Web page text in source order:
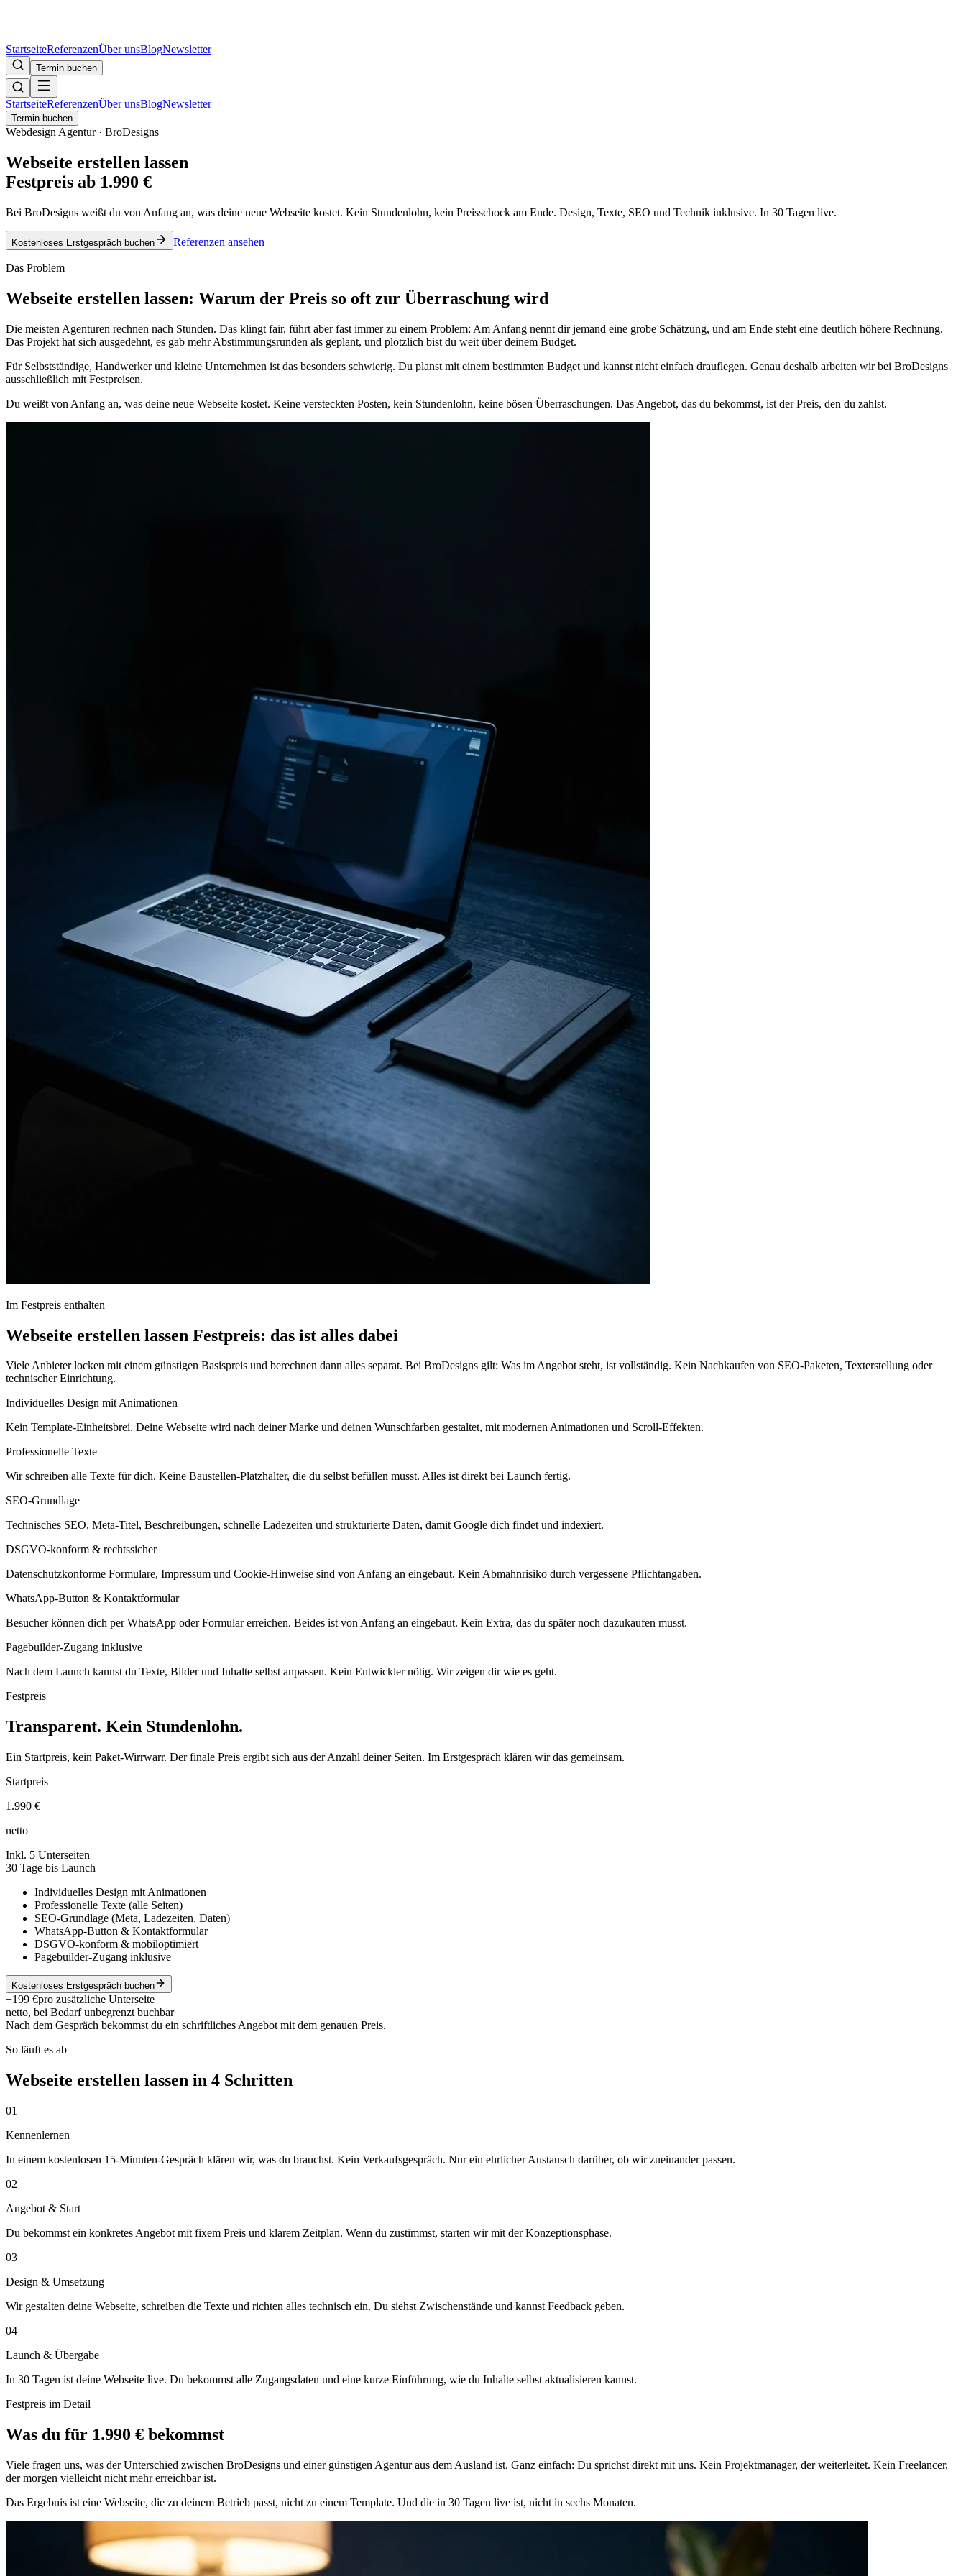
StartseiteReferenzenÜber unsBlogNewsletter
Termin buchen
StartseiteReferenzenÜber unsBlogNewsletter
Termin buchen
Webdesign Agentur · BroDesigns
Webseite erstellen lassen
Festpreis ab 1.990 €
Bei BroDesigns weißt du von Anfang an, was deine neue Webseite kostet. Kein Stundenlohn, kein Preisschock am Ende. Design, Texte, SEO und Technik inklusive. In 30 Tagen live.
Kostenloses Erstgespräch buchen Referenzen ansehen
Das Problem
Webseite erstellen lassen: Warum der Preis so oft zur Überraschung wird
Die meisten Agenturen rechnen nach Stunden. Das klingt fair, führt aber fast immer zu einem Problem: Am Anfang nennt dir jemand eine grobe Schätzung, und am Ende steht eine deutlich höhere Rechnung.
Das Projekt hat sich ausgedehnt, es gab mehr Abstimmungsrunden als geplant, und plötzlich bist du weit über deinem Budget.
Für Selbstständige, Handwerker und kleine Unternehmen ist das besonders schwierig. Du planst mit einem bestimmten Budget und kannst nicht einfach drauflegen. Genau deshalb arbeiten wir bei BroDesigns
ausschließlich mit Festpreisen.
Du weißt von Anfang an, was deine neue Webseite kostet. Keine versteckten Posten, kein Stundenlohn, keine bösen Überraschungen. Das Angebot, das du bekommst, ist der Preis, den du zahlst.
Im Festpreis enthalten
Webseite erstellen lassen Festpreis: das ist alles dabei
Viele Anbieter locken mit einem günstigen Basispreis und berechnen dann alles separat. Bei BroDesigns gilt: Was im Angebot steht, ist vollständig. Kein Nachkaufen von SEO-Paketen, Texterstellung oder
technischer Einrichtung.
Individuelles Design mit Animationen
Kein Template-Einheitsbrei. Deine Webseite wird nach deiner Marke und deinen Wunschfarben gestaltet, mit modernen Animationen und Scroll-Effekten.
Professionelle Texte
Wir schreiben alle Texte für dich. Keine Baustellen-Platzhalter, die du selbst befüllen musst. Alles ist direkt bei Launch fertig.
SEO-Grundlage
Technisches SEO, Meta-Titel, Beschreibungen, schnelle Ladezeiten und strukturierte Daten, damit Google dich findet und indexiert.
DSGVO-konform & rechtssicher
Datenschutzkonforme Formulare, Impressum und Cookie-Hinweise sind von Anfang an eingebaut. Kein Abmahnrisiko durch vergessene Pflichtangaben.
WhatsApp-Button & Kontaktformular
Besucher können dich per WhatsApp oder Formular erreichen. Beides ist von Anfang an eingebaut. Kein Extra, das du später noch dazukaufen musst.
Pagebuilder-Zugang inklusive
Nach dem Launch kannst du Texte, Bilder und Inhalte selbst anpassen. Kein Entwickler nötig. Wir zeigen dir wie es geht.
Festpreis
Transparent. Kein Stundenlohn.
Ein Startpreis, kein Paket-Wirrwarr. Der finale Preis ergibt sich aus der Anzahl deiner Seiten. Im Erstgespräch klären wir das gemeinsam.
Startpreis
1.990 €
netto
Inkl. 5 Unterseiten
30 Tage bis Launch
Individuelles Design mit Animationen
Professionelle Texte (alle Seiten)
SEO-Grundlage (Meta, Ladezeiten, Daten)
WhatsApp-Button & Kontaktformular
DSGVO-konform & mobiloptimiert
Pagebuilder-Zugang inklusive
Kostenloses Erstgespräch buchen
+199 €pro zusätzliche Unterseite
netto, bei Bedarf unbegrenzt buchbar
Nach dem Gespräch bekommst du ein schriftliches Angebot mit dem genauen Preis.
So läuft es ab
Webseite erstellen lassen in 4 Schritten
01
Kennenlernen
In einem kostenlosen 15-Minuten-Gespräch klären wir, was du brauchst. Kein Verkaufsgespräch. Nur ein ehrlicher Austausch darüber, ob wir zueinander passen.
02
Angebot & Start
Du bekommst ein konkretes Angebot mit fixem Preis und klarem Zeitplan. Wenn du zustimmst, starten wir mit der Konzeptionsphase.
03
Design & Umsetzung
Wir gestalten deine Webseite, schreiben die Texte und richten alles technisch ein. Du siehst Zwischenstände und kannst Feedback geben.
04
Launch & Übergabe
In 30 Tagen ist deine Webseite live. Du bekommst alle Zugangsdaten und eine kurze Einführung, wie du Inhalte selbst aktualisieren kannst.
Festpreis im Detail
Was du für 1.990 € bekommst
Viele fragen uns, was der Unterschied zwischen BroDesigns und einer günstigen Agentur aus dem Ausland ist. Ganz einfach: Du sprichst direkt mit uns. Kein Projektmanager, der weiterleitet. Kein Freelancer,
der morgen vielleicht nicht mehr erreichbar ist.
Das Ergebnis ist eine Webseite, die zu deinem Betrieb passt, nicht zu einem Template. Und die in 30 Tagen live ist, nicht in sechs Monaten.